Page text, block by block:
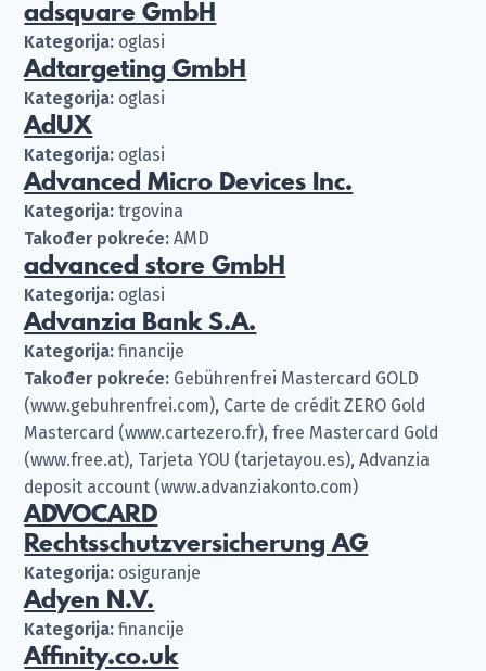
adsquare GmbH
Kategorija: oglasi
Adtargeting GmbH
Kategorija: oglasi
AdUX
Kategorija: oglasi
Advanced Micro Devices Inc.
Kategorija: trgovina
Također pokreće: AMD
advanced store GmbH
Kategorija: oglasi
Advanzia Bank S.A.
Kategorija: financije
Također pokreće: Gebührenfrei Mastercard GOLD
(www.gebuhrenfrei.com), Carte de crédit ZERO Gold
Mastercard (www.cartezero.fr), free Mastercard Gold
(www.free.at), Tarjeta YOU (tarjetayou.es), Advanzia
deposit account (www.advanziakonto.com)
ADVOCARD
Rechtsschutzversicherung AG
Kategorija: osiguranje
Adyen N.V.
Kategorija: financije
Affinity.co.uk